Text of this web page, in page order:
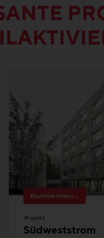
Bauteilaktivierung
Projekt
Südweststrom